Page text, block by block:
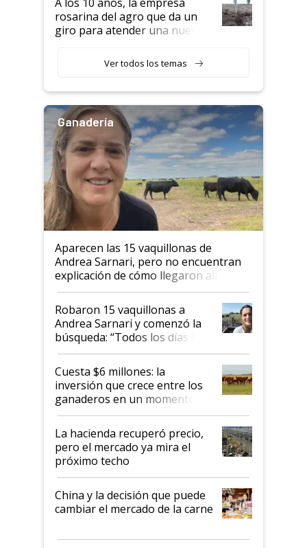
rosarina del agro que da un
giro para atender una nueva
Ver todos los temas
Ganadería
Aparecen las 15 vaquillonas de
Andrea Sarnari, pero no encuentran
explicación de cómo llegaron allí
Robaron 15 vaquillonas a
Andrea Sarnari y comenzó la
búsqueda: “Todos los días le
toca a algún productor”
Cuesta $6 millones: la
inversión que crece entre los
ganaderos en un momento
histórico para la actividad
La hacienda recuperó precio,
pero el mercado ya mira el
próximo techo
China y la decisión que puede
cambiar el mercado de la carne